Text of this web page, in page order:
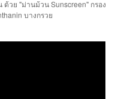
วย "ม่านม้วน Sunscreen" กรอง
บางกรวย